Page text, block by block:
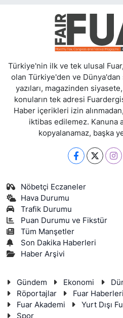
Türkiye'nin ilk ve tek ulusal
olan Türkiye'den ve
yazıları, magazinden
konuların tek adresi
Haber içerikleri izin
iktibas edilemez. Kanuna
kopyalanamaz, başka
Nöbetçi Eczaneler
Hava Durumu
Trafik Durumu
Puan Durumu ve Fikstür
Tüm Manşetler
Son Dakika Haberleri
Haber Arşivi
Gündem Ekonomi
Röportajlar
Fuar Haberleri
Fuar Akademi
Yurt Dışı
Spor